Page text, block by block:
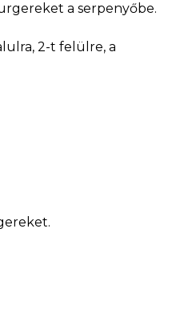
a serpenyőbe.
2-t felülre, a